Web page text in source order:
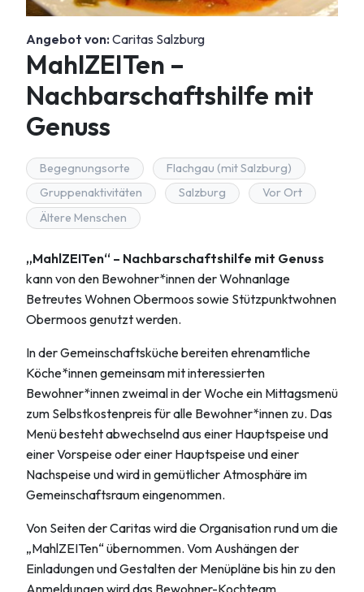
Angebot von: Caritas Salzburg
MahlZEITen –
Nachbarschaftshilfe mit
Genuss
Begegnungsorte
Flachgau (mit Salzburg)
Gruppenaktivitäten
Salzburg
Vor Ort
Ältere Menschen
„MahlZEITen“ – Nachbarschaftshilfe mit Genuss
kann von den Bewohner*innen der Wohnanlage
Betreutes Wohnen Obermoos sowie Stützpunktwohnen
Obermoos genutzt werden.
In der Gemeinschaftsküche bereiten ehrenamtliche
Köche*innen gemeinsam mit interessierten
Bewohner*innen zweimal in der Woche ein Mittagsmenü
zum Selbstkostenpreis für alle Bewohner*innen zu. Das
Menü besteht abwechselnd aus einer Hauptspeise und
einer Vorspeise oder einer Hauptspeise und einer
Nachspeise und wird in gemütlicher Atmosphäre im
Gemeinschaftsraum eingenommen.
Von Seiten der Caritas wird die Organisation rund um die
„MahlZEITen“ übernommen. Vom Aushängen der
Einladungen und Gestalten der Menüpläne bis hin zu den
Anmeldungen wird das Bewohner-Kochteam